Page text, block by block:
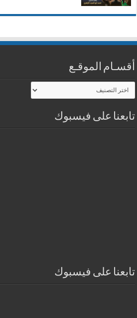
أقسـام الموقـع
أقسـام
الموقـع
تابعنا على فيسبوك
تابعنا على فيسبوك